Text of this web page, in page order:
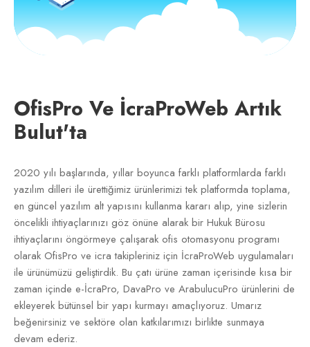
OfisPro Ve İcraProWeb Artık
Bulut'ta
2020 yılı başlarında, yıllar boyunca farklı platformlarda farklı
yazılım dilleri ile ürettiğimiz ürünlerimizi tek platformda toplama,
en güncel yazılım alt yapısını kullanma kararı alıp, yine sizlerin
öncelikli ihtiyaçlarınızı göz önüne alarak bir Hukuk Bürosu
ihtiyaçlarını öngörmeye çalışarak ofis otomasyonu programı
olarak OfisPro ve icra takipleriniz için İcraProWeb uygulamaları
ile ürünümüzü geliştirdik. Bu çatı ürüne zaman içerisinde kısa bir
zaman içinde e-İcraPro, DavaPro ve ArabulucuPro ürünlerini de
ekleyerek bütünsel bir yapı kurmayı amaçlıyoruz. Umarız
beğenirsiniz ve sektöre olan katkılarımızı birlikte sunmaya
devam ederiz.